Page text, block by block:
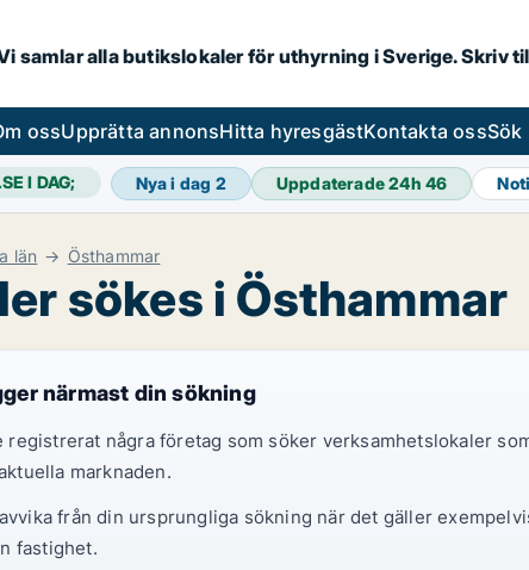
samlar alla butikslokaler för uthyrning i Sverige. Skriv
ossUpprätta annonsHitta hyresgästKontakta ossSök
I DAG; Nya i dag 2 Uppdaterade 24h46
län Östhammar
sökes i Östhammar
närmast din sökning
registrerat några företag som söker verksamhetslokaler
marknaden.
från din ursprungliga sökning när det gäller
fastighet.